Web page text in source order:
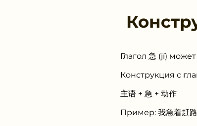
Глагол 急 (jí)
Конструкция с
主语 + 急 + 动作
Пример: 我急着赶